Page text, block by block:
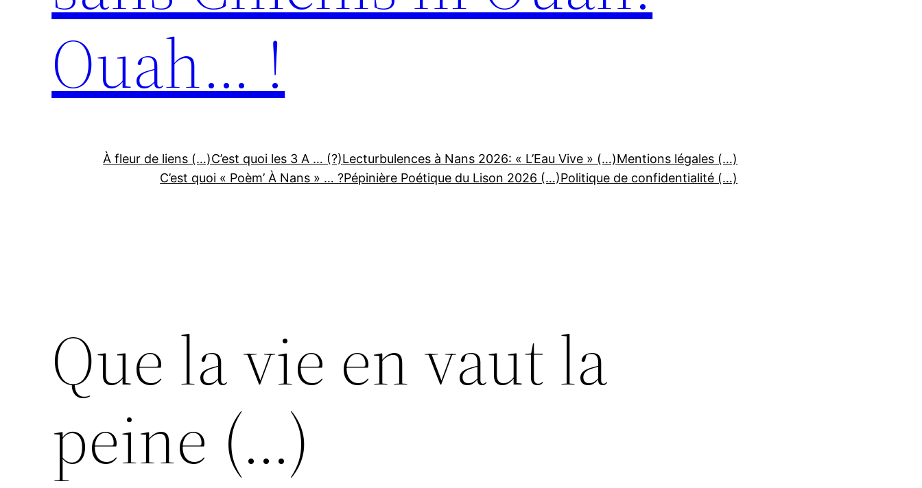
Ouah… !
À fleur de liens (…)C’est quoi les 3 A … (?)Lecturbulences à Nans 2026: « L’Eau Vive » (…)Mentions légales (…)
C’est quoi « Poèm’ À Nans » … ?Pépinière Poétique du Lison 2026 (…)Politique de confidentialité (…)
Que la vie en vaut la
peine (…)